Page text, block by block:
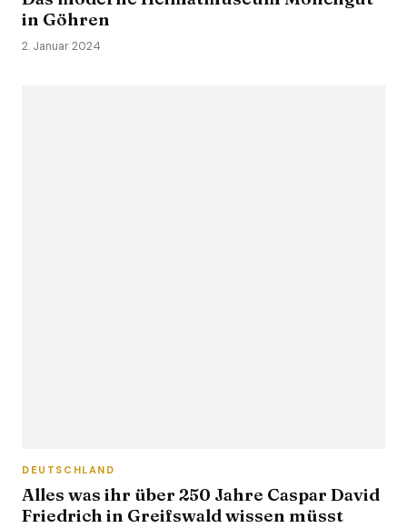
in Göhren
2. Januar 2024
DEUTSCHLAND
Alles was ihr über 250 Jahre Caspar David
Friedrich in Greifswald wissen müsst